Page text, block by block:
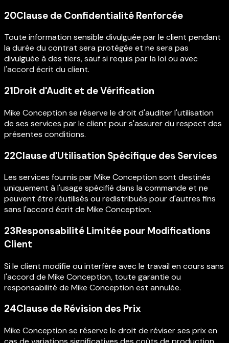
20Clause de Confidentialité Renforcée
Toute information sensible divulguée par le client pendant
la durée du contrat sera protégée et ne sera pas
divulguée à des tiers, sauf si requis par la loi ou avec
l'accord écrit du client.
21Droit d'Audit et de Vérification
Mike Conception se réserve le droit d'auditer l'utilisation
de ses services par le client pour s'assurer du respect des
présentes conditions.
22Clause d'Utilisation Spécifique des Services
Les services fournis par Mike Conception sont destinés
uniquement à l'usage spécifié dans la commande et ne
peuvent être réutilisés ou redistribués pour d'autres fins
sans l'accord écrit de Mike Conception.
23Responsabilité Limitée pour Modifications
Client
Si le client modifie ou interfère avec le travail en cours sans
l'accord de Mike Conception, toute garantie ou
responsabilité de Mike Conception est annulée.
24Clause de Révision des Prix
Mike Conception se réserve le droit de réviser ses prix en